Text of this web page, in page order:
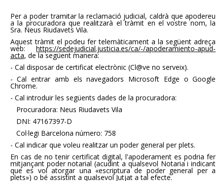
Per a poder tramitar la reclamació judicial, caldrà que apodereu
a la procuradora que realitzarà el tràmit en el vostre nom, la
Sra. Neus Riudavets Vila.
Aquest tràmit el podeu fer telemàticament a la següent adreça
web:https://sedejudicial.justicia.es/ca/-/apoderamiento-apud-
acta, de la següent manera:
- Cal disposar de certificat electrònic (Cl@ve no serveix).
- Cal entrar amb els navegadors Microsoft Edge o Google
Chrome.
- Cal introduir les següents dades de la procuradora:
Procuradora: Neus Riudavets Vila
DNI: 47167397-D
Col·legi Barcelona número: 758
- Cal indicar que voleu realitzar un poder general per plets.
En cas de no tenir certificat digital, l'apoderament es podria fer
mitjançant poder notarial (acudint a qualsevol Notaria i indicant
que es vol atorgar una «escriptura de poder general per a
plets») o bé assistint a qualsevol Jutjat a tal efecte.